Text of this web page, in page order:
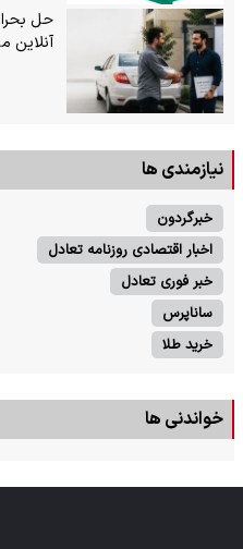
حل
آنلاین
نیازمندی ها
خبرگردون
اخبار اقتصادی روزنامه تعادل
خبر فوری تعادل
ساناپرس
خرید طلا
خواندنی ها